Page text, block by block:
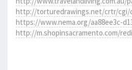
http://torturedrawings.net/crtr/cgi/
https://www.nema.org/aa88ee3c-
http://m.shopinsacramento.com/